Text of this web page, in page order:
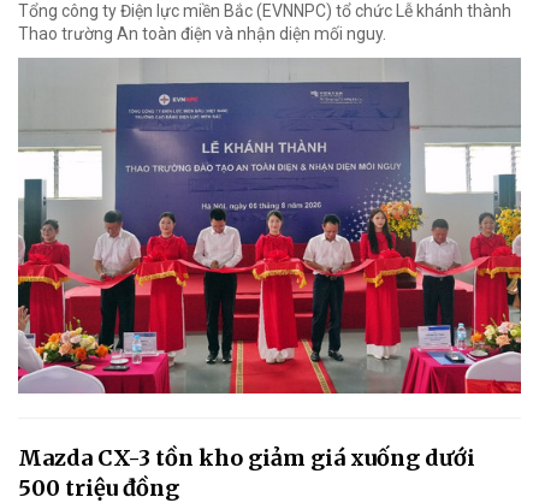
Tổng công ty Điện lực miền Bắc (EVNNPC) tổ chức Lễ khánh thành
Thao trường An toàn điện và nhận diện mối nguy.
Mazda CX-3 tồn kho giảm giá xuống dưới
500 triệu đồng